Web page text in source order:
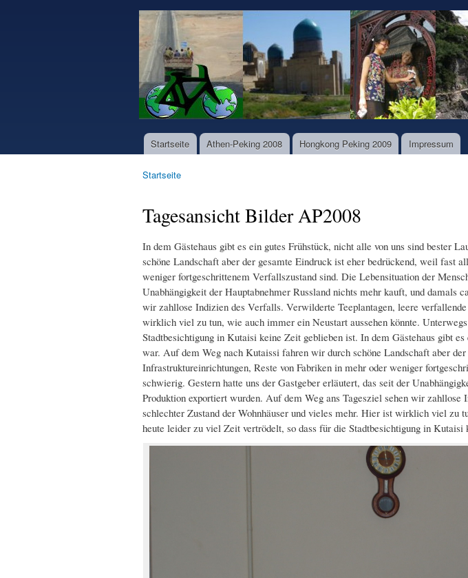
Direkt
zum
Inhalt
www.world-
bike-
tours.com
Hauptmenü
Startseite Athen-Peking 2008 Hongkong Peking 2009 Impressum
Startseite
Tagesansicht Bilder AP2008
In dem Gästehaus gibt es ein gutes Frühstück, nicht alle von uns sind bester
schöne Landschaft aber der gesamte Eindruck ist eher bedrückend, weil fast
weniger fortgeschrittenem Verfallszustand sind. Die Lebensituation der
Unabhängigkeit der Hauptabnehmer Russland nichts mehr kauft, und damals
wir zahllose Indizien des Verfalls. Verwilderte Teeplantagen, leere
wirklich viel zu tun, wie auch immer ein Neustart aussehen könnte.
Stadtbesichtigung in Kutaisi keine Zeit geblieben ist. In dem Gästehaus gibt
war. Auf dem Weg nach Kutaissi fahren wir durch schöne Landschaft aber
Infrastruktureinrichtungen, Reste von Fabriken in mehr oder weniger
schwierig. Gestern hatte uns der Gastgeber erläutert, das seit der
Produktion exportiert wurden. Auf dem Weg ans Tagesziel sehen wir
schlechter Zustand der Wohnhäuser und vieles mehr. Hier ist wirklich viel zu
heute leider zu viel Zeit vertrödelt, so dass für die Stadtbesichtigung in Kutaisi